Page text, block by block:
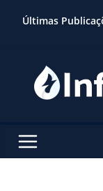
Últimas